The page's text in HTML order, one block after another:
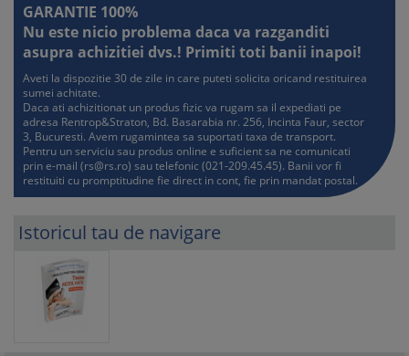
GARANTIE 100%
Nu este nicio problema daca va razganditi
asupra achizitiei dvs.! Primiti toti banii inapoi!
Aveti la dispozitie 30 de zile in care puteti solicita oricand restituirea
sumei achitate.
Daca ati achizitionat un produs fizic va rugam sa il expediati pe
adresa Rentrop&Straton, Bd. Basarabia nr. 256, Incinta Faur, sector
3, Bucuresti. Avem rugamintea sa suportati taxa de transport.
Pentru un serviciu sau produs online e suficient sa ne comunicati
prin e-mail (rs@rs.ro) sau telefonic (021-209.45.45). Banii vor fi
restituiti cu promptitudine fie direct in cont, fie prin mandat postal.
Istoricul tau de navigare